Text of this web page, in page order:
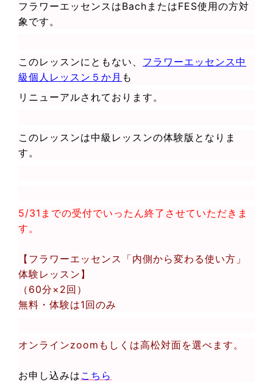
フラワーエッセンスはBachまたはFES使用の方対
象です。
このレッスンにともない、 フラワーエッセンス中
級個人レッスン５か月 も
リニューアルされております。
このレッスンは中級レッスンの体験版となりま
す。
5/31までの受付でいったん終了させていただきま
す。
【フラワーエッセンス「内側から変わる使い方」
体験レッスン】
（60分×2回）
無料・体験は1回のみ
オンラインzoomもしくは高松対面を選べます。
お申し込みは こちら